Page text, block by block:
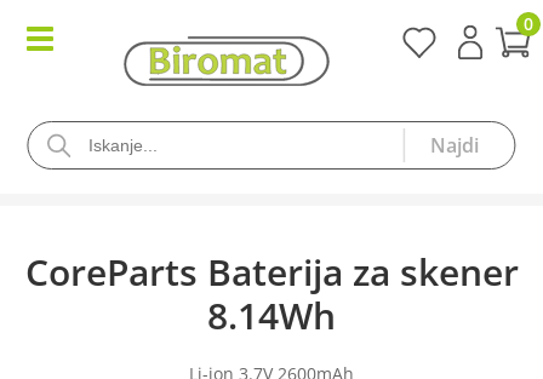
0
CoreParts Baterija za skener
8.14Wh
Li-ion 3.7V 2600mAh